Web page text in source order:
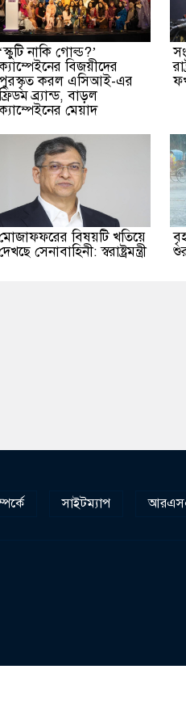
‘স্কুটি নাকি গোল্ড?’
বিজয়ীদের
পুরস্কৃত করল এসিআই-এর
ব্র্যান্ড, বাড়ল
মেয়াদ
বিষয়টি খতিয়ে
সেনাবাহিনী: স্বরাষ্ট্রমন্ত্রী
সাইটম্যাপ